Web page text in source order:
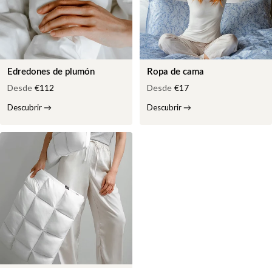
Edredones de plumón
Desde €112
Descubrir→
Ropa de cama
Desde €17
Descubrir→